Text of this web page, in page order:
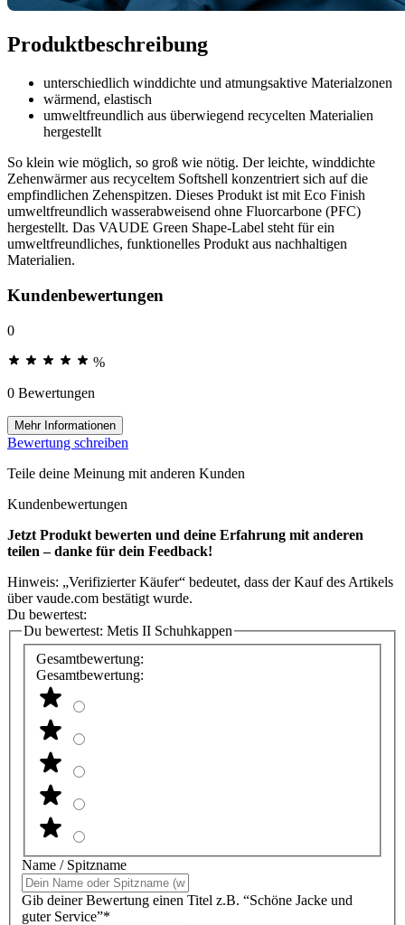
Produktbeschreibung
unterschiedlich winddichte und atmungsaktive Materialzonen
wärmend, elastisch
umweltfreundlich aus überwiegend recycelten Materialien
hergestellt
So klein wie möglich, so groß wie nötig. Der leichte, winddichte
Zehenwärmer aus recyceltem Softshell konzentriert sich auf die
empfindlichen Zehenspitzen. Dieses Produkt ist mit Eco Finish
umweltfreundlich wasserabweisend ohne Fluorcarbone (PFC)
hergestellt. Das VAUDE Green Shape-Label steht für ein
umweltfreundliches, funktionelles Produkt aus nachhaltigen
Materialien.
Kundenbewertungen
0
%
0 Bewertungen
Mehr Informationen
Bewertung schreiben
Teile deine Meinung mit anderen Kunden
Kundenbewertungen
Jetzt Produkt bewerten und deine Erfahrung mit anderen
teilen – danke für dein Feedback!
Hinweis: „Verifizierter Käufer“ bedeutet, dass der Kauf des Artikels
über vaude.com bestätigt wurde.
Du bewertest:
Du bewertest: Metis II Schuhkappen
Gesamtbewertung:
Gesamtbewertung:
Name / Spitzname
Gib deiner Bewertung einen Titel z.B. “Schöne Jacke und
guter Service”*